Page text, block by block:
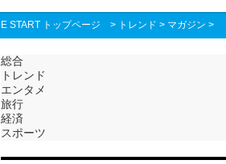
E START トップページ > トレンド > マガジン >
総合
トレンド
エンタメ
旅行
経済
スポーツ